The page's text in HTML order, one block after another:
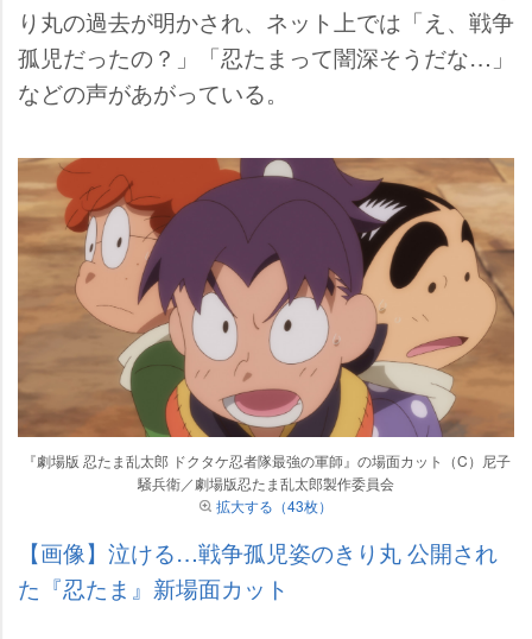
り丸の過去が明かされ、ネット上では「え、戦争
孤児だったの？」「忍たまって闇深そうだな…」
などの声があがっている。
『劇場版 忍たま乱太郎 ドクタケ忍者隊最強の軍師』の場面カット（C）尼子
騒兵衛／劇場版忍たま乱太郎製作委員会
拡大する（43枚）
【画像】泣ける…戦争孤児姿のきり丸 公開され
た『忍たま』新場面カット